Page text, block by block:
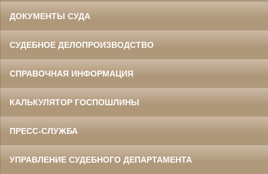
ДОКУМЕНТЫ СУДА
СУДЕБНОЕ ДЕЛОПРОИЗВОДСТВО
СПРАВОЧНАЯ ИНФОРМАЦИЯ
КАЛЬКУЛЯТОР ГОСПОШЛИНЫ
ПРЕСС-СЛУЖБА
УПРАВЛЕНИЕ СУДЕБНОГО ДЕПАРТАМЕНТА